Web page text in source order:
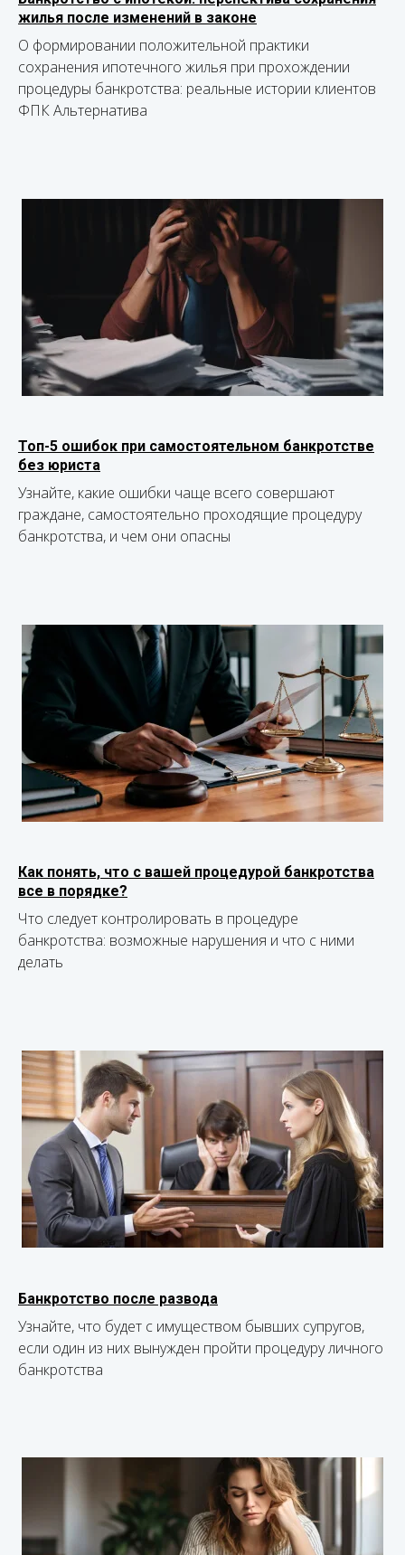
жилья после изменений в законе
О формировании положительной практики
сохранения ипотечного жилья при прохождении
процедуры банкротства: реальные истории клиентов
ФПК Альтернатива
Топ-5 ошибок при самостоятельном банкротстве
без юриста
Узнайте, какие ошибки чаще всего совершают
граждане, самостоятельно проходящие процедуру
банкротства, и чем они опасны
Как понять, что с вашей процедурой банкротства
все в порядке?
Что следует контролировать в процедуре
банкротства: возможные нарушения и что с ними
делать
Банкротство после развода
Узнайте, что будет с имуществом бывших супругов,
если один из них вынужден пройти процедуру личного
банкротства